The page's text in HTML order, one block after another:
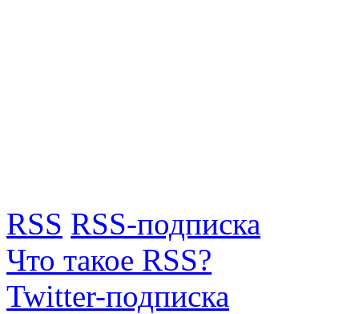
RSS RSS-подписка
Что такое RSS?
Twitter-подписка